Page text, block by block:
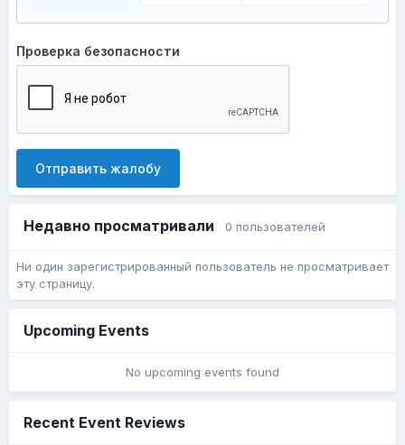
Проверка безопасности
Отправить жалобу
Недавно просматривали 0 пользователей
Ни один зарегистрированный пользователь не просматривает
эту страницу.
Upcoming Events
No upcoming events found
Recent Event Reviews